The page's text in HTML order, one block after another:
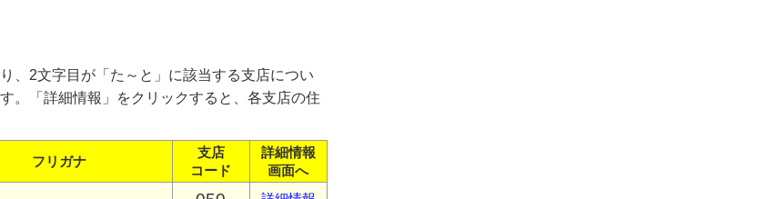
、2文字目が「た～と」に該当する支店につい
。「詳細情報」をクリックすると、各支店の住
フリガナ
支店
コード
詳細情報
画面へ